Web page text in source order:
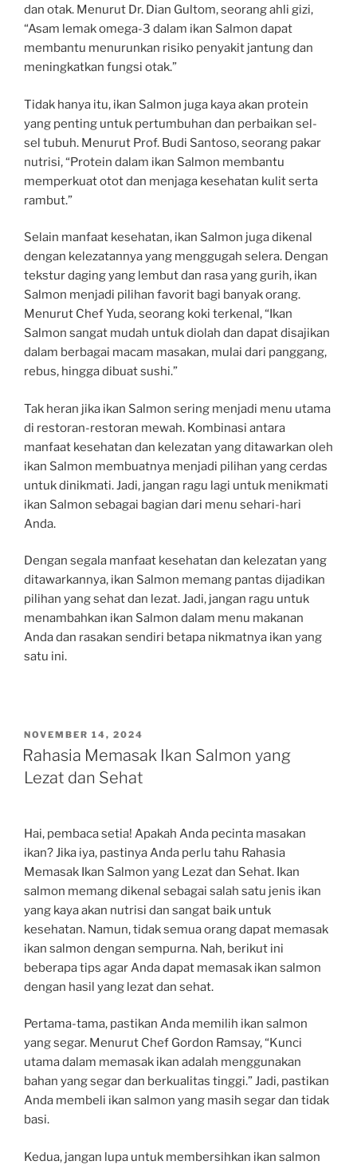
dan otak. Menurut Dr. Dian Gultom, seorang ahli gizi,
“Asam lemak omega-3 dalam ikan Salmon dapat
membantu menurunkan risiko penyakit jantung dan
meningkatkan fungsi otak.”
Tidak hanya itu, ikan Salmon juga kaya akan protein
yang penting untuk pertumbuhan dan perbaikan sel-
sel tubuh. Menurut Prof. Budi Santoso, seorang pakar
nutrisi, “Protein dalam ikan Salmon membantu
memperkuat otot dan menjaga kesehatan kulit serta
rambut.”
Selain manfaat kesehatan, ikan Salmon juga dikenal
dengan kelezatannya yang menggugah selera. Dengan
tekstur daging yang lembut dan rasa yang gurih, ikan
Salmon menjadi pilihan favorit bagi banyak orang.
Menurut Chef Yuda, seorang koki terkenal, “Ikan
Salmon sangat mudah untuk diolah dan dapat disajikan
dalam berbagai macam masakan, mulai dari panggang,
rebus, hingga dibuat sushi.”
Tak heran jika ikan Salmon sering menjadi menu utama
di restoran-restoran mewah. Kombinasi antara
manfaat kesehatan dan kelezatan yang ditawarkan oleh
ikan Salmon membuatnya menjadi pilihan yang cerdas
untuk dinikmati. Jadi, jangan ragu lagi untuk menikmati
ikan Salmon sebagai bagian dari menu sehari-hari
Anda.
Dengan segala manfaat kesehatan dan kelezatan yang
ditawarkannya, ikan Salmon memang pantas dijadikan
pilihan yang sehat dan lezat. Jadi, jangan ragu untuk
menambahkan ikan Salmon dalam menu makanan
Anda dan rasakan sendiri betapa nikmatnya ikan yang
satu ini.
POSTED
ON
NOVEMBER 14, 2024
Rahasia Memasak Ikan Salmon yang
Lezat dan Sehat
Hai, pembaca setia! Apakah Anda pecinta masakan
ikan? Jika iya, pastinya Anda perlu tahu Rahasia
Memasak Ikan Salmon yang Lezat dan Sehat. Ikan
salmon memang dikenal sebagai salah satu jenis ikan
yang kaya akan nutrisi dan sangat baik untuk
kesehatan. Namun, tidak semua orang dapat memasak
ikan salmon dengan sempurna. Nah, berikut ini
beberapa tips agar Anda dapat memasak ikan salmon
dengan hasil yang lezat dan sehat.
Pertama-tama, pastikan Anda memilih ikan salmon
yang segar. Menurut Chef Gordon Ramsay, “Kunci
utama dalam memasak ikan adalah menggunakan
bahan yang segar dan berkualitas tinggi.” Jadi, pastikan
Anda membeli ikan salmon yang masih segar dan tidak
basi.
Kedua, jangan lupa untuk membersihkan ikan salmon